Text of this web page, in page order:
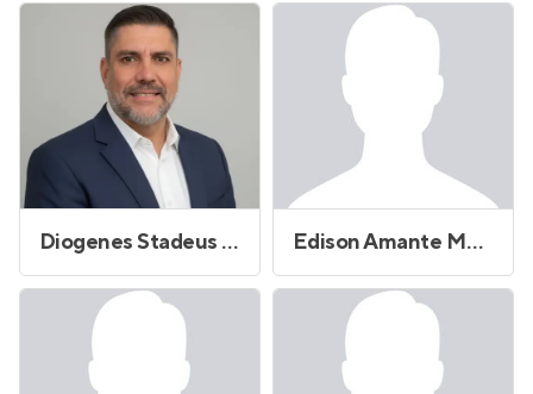
Diogenes Stadeus Andrade Edison Amante Monteforte